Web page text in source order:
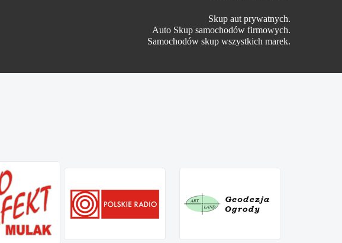
Skup aut prywatnych.
Auto Skup samochodów firmowych.
Samochodów skup wszystkich marek.